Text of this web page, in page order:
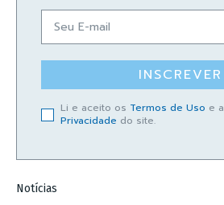
INSCREVER
Li e aceito os Termos de Uso e a
Privacidade do site.
Notícias